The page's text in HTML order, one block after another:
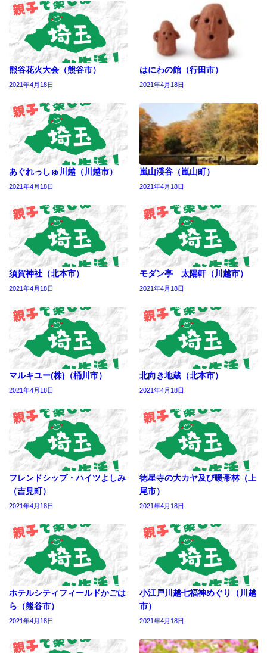
熊谷花火大会（熊谷市）
2021年4月18日
はにわの館（行田市）
2021年4月18日
あぐれっしゅ川越（川越市）
2021年4月18日
嵐山渓谷（嵐山町）
2021年4月18日
須賀神社（北本市）
2021年4月18日
モダン亭 太陽軒（川越市）
2021年4月18日
マルキユー(株)（桶川市）
2021年4月18日
北向き地蔵（北本市）
2021年4月18日
フレンドシップ・ハイツよしみ
（吉見町）
2021年4月18日
徳星寺の大カヤ及び暖帯林（上
尾市）
2021年4月18日
ホテルシティフィールドかごは
ら（熊谷市）
2021年4月18日
小江戸川越七福神めぐり（川越
市）
2021年4月18日